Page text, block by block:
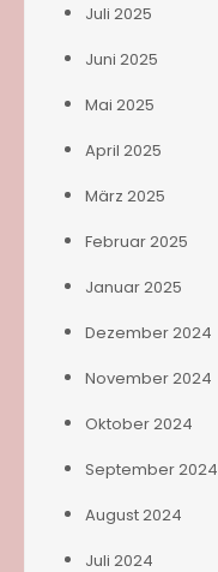
Juli 2025
Juni 2025
Mai 2025
April 2025
März 2025
Februar 2025
Januar 2025
Dezember 2024
November 2024
Oktober 2024
September 2024
August 2024
Juli 2024